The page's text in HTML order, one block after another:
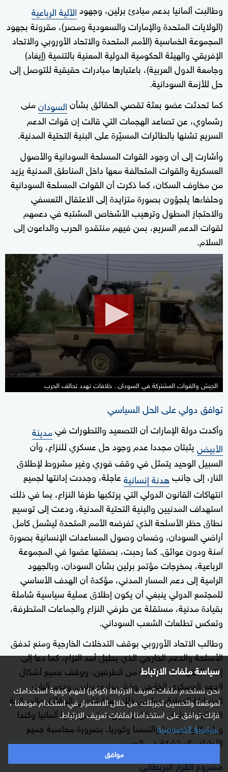
سياسة ملفات الارتباط
نحن نستخدم ملفات تعريف الارتباط (كوكيز) لفهم كيفية استخدامك
لموقعنا ولتحسين تجربتك. من خلال الاستمرار في استخدام موقعنا ،
فإنك توافق على استخدامنا لملفات تعريف الارتباط.
سياسية الخصوصية
موافق
وطالبت ألمانيا بدعم مبادئ برلين، وجهودالآلية الرباعية
(الولايات المتحدة والإمارات والسعودية ومصر)، مقرونة بجهود
المجموعة الخماسية (الأمم المتحدة والاتحاد الأوروبي والاتحاد
الإفريقي والهيئة الحكومية الدولية المعنية بالتنمية (إيغاد)
وجامعة الدول العربية)، باعتبارها مبادرات حقيقية للتوصل إلى
حل للأزمة السودانية.
كما تحدثت عضو بعثة تقصي الحقائق بشأنالسودانمنى
رشماوي، عن تصاعد الهجمات التي قالت إن قوات الدعم
السريع تشنها بالطائرات المسيّرة على البنية التحتية المدنية.
وأشارت إلى أن وجود القوات المسلحة السودانية والأصول
العسكرية والقوات المتحالفة معها داخل المناطق المدنية يزيد
من مخاوف السكان، كما ذكرت أن القوات المسلحة السودانية
وحلفاءها يلجؤون بصورة متزايدة إلى الاعتقال التعسفي
والاحتجاز المطول وترهيب الأشخاص المشتبه في دعمهم
لقوات الدعم السريع، بمن فيهم منتقدو الحرب والداعون إلى
السلام.
0
seconds
of
2
minutes,
seconds
الجيش والقوات المشتركة في السودان.. خلافات تهدد تحالف الحرب
توافق دولي على الحل السياسي
وأكدت دولة الإمارات أن التصعيد والتطورات فيمدينة
الأبيضيثبتان مجددا عدم وجود حل عسكري للنزاع، وأن
السبيل الوحيد يتمثل في وقف فوري وغير مشروط لإطلاق
النار، إلى جانبهدنة إنسانيةعاجلة، وجددت إدانتها لجميع
انتهاكات القانون الدولي التي يرتكبها طرفا النزاع، بما في ذلك
استهداف المدنيين والبنية التحتية المدنية، ودعت إلى توسيع
نطاق حظر الأسلحة الذي تفرضه الأمم المتحدة ليشمل كامل
أراضي السودان، وضمان وصول المساعدات الإنسانية بصورة
آمنة ودون عوائق. كما رحبت، بصفتها عضوا في المجموعة
الرباعية، بمخرجات مؤتمر برلين بشأن السودان، وبالجهود
الرامية إلى دعم المسار المدني، مؤكدة أن الهدف الأساسي
للمجتمع الدولي ينبغي أن يكون إطلاق عملية سياسية شاملة
بقيادة مدنية، مستقلة عن طرفي النزاع والجماعات المتطرفة،
وتعكس تطلعات الشعب السوداني.
وطالب الاتحاد الأوروبي بوقف التدخلات الخارجية ومنع تدفق
الأسلحة والدعم الخارجي الذي يطيل أمد النزاع، كما دعا إلى
إدانة الانتهاكات المرتكبة من الطرفين، ووقف جميع أشكال
الدعم العسكري الخارجي وفق مبادئ برلين، ودعم آليات
المساءلة الدولية، بما في ذلك بعثة تقصي الحقائق والمحكمة
الجنائية الدولية. كما طالبت دول عدة، من بينها ألمانيا وكندا
وبلجيكا وسويسرا والنمسا وكوريا، بضرورة محاسبة جميع
الأطراف المشاركة في الحرب.
مشروع القرار البريطاني